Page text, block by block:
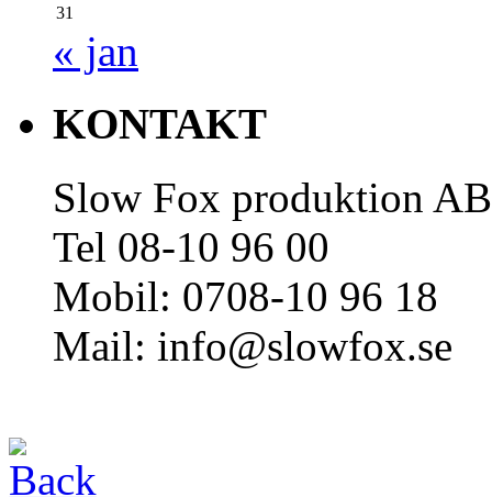
31
« jan
KONTAKT
Slow Fox produktion AB
Tel 08-10 96 00
Mobil: 0708-10 96 18
Mail: info@slowfox.se